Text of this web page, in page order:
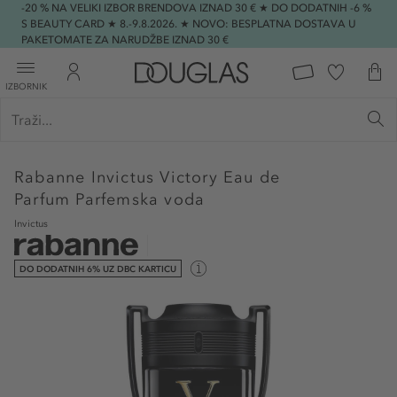
-20 % NA VELIKI IZBOR BRENDOVA IZNAD 30 € ★ DO DODATNIH -6 %
S BEAUTY CARD ★ 8.-9.8.2026. ★ NOVO: BESPLATNA DOSTAVA U
PAKETOMATE ZA NARUDŽBE IZNAD 30 €
IZBORNIK
Rabanne Invictus Victory Eau de
Parfum Parfemska voda
Invictus
DO DODATNIH 6% UZ DBC KARTICU